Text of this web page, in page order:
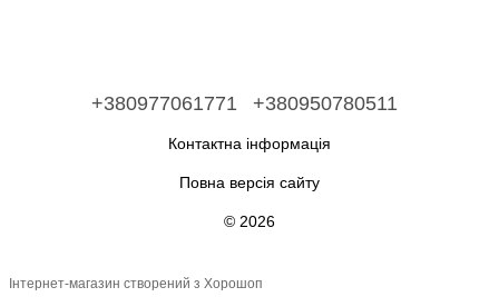
+380977061771 +380950780511
Контактна інформація
Повна версія сайту
© 2026
Інтернет-магазин створений з Хорошоп